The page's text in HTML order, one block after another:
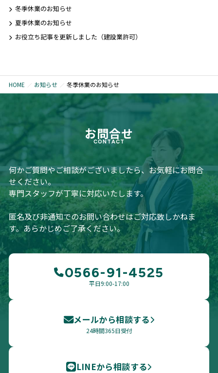
冬季休業のお知らせ
夏季休業のお知らせ
お役立ち記事を更新しました（建設業許可）
HOME お知らせ 冬季休業のお知らせ
お問合せ
CONTACT
何かご質問やご相談がございましたら、お気軽にお問合
せください。
専門スタッフが丁寧に対応いたします。
匿名及び非通知でのお問い合わせはご対応致しかねま
す。あらかじめご了承ください。
0566-91-4525
平日9:00-17:00
メールから相談する
24時間365日受付
LINEから相談する